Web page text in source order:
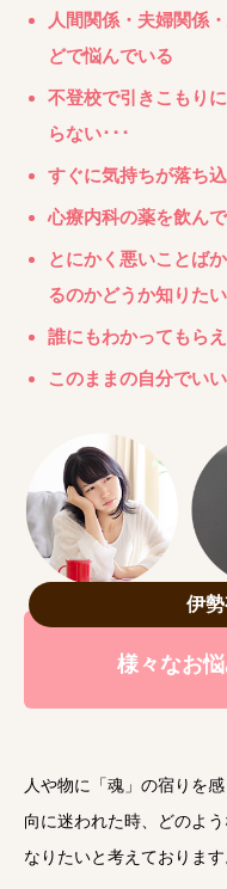
人間関係・夫婦関係
どで悩んでいる
不登校で引きこもり
らない･･･
すぐに気持ちが落ち
心療内科の薬を飲ん
とにかく悪いことば
るのかどうか知りたい
誰にもわかってもら
このままの自分でい
伊
様々なお
人や物に「魂」の宿りを
向に迷われた時、どのよ
なりたいと考えております